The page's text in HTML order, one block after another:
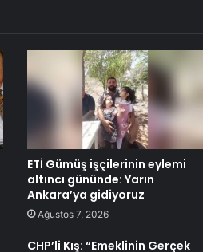
ETİ Gümüş işçilerinin eylemi
altıncı gününde: Yarın
Ankara’ya gidiyoruz
Ağustos 7, 2026
CHP’li Kış: “Emeklinin Gerçek